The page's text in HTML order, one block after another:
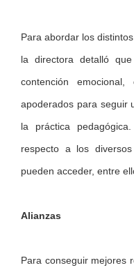
Para abordar los
la directora detalló
contención
apoderados para seguir
la práctica
respecto a los
pueden acceder, entre
Alianzas
Para conseguir mejores